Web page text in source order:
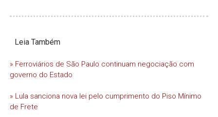
Leia Também
» Ferroviários de São Paulo continuam negociação com
governo do Estado
» Lula sanciona nova lei pelo cumprimento do Piso Mínimo
de Frete